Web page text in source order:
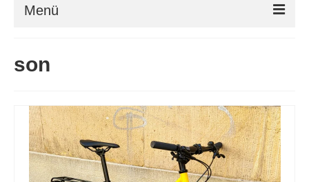
Menü
öffnungszeiten / kontakt
leasing / finanzierung
preistool
son